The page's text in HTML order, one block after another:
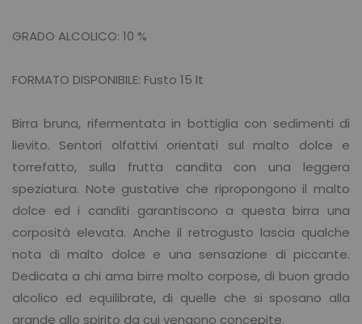
GRADO ALCOLICO: 10 %
FORMATO DISPONIBILE: Fusto 15 lt
Birra bruna, rifermentata in bottiglia con sedimenti di
lievito. Sentori olfattivi orientati sul malto dolce e
torrefatto, sulla frutta candita con una leggera
speziatura. Note gustative che ripropongono il malto
dolce ed i canditi garantiscono a questa birra una
corposità elevata. Anche il retrogusto lascia qualche
nota di malto dolce e una sensazione di piccante.
Dedicata a chi ama birre molto corpose, di buon grado
alcolico ed equilibrate, di quelle che si sposano alla
grande allo spirito da cui vengono concepite.